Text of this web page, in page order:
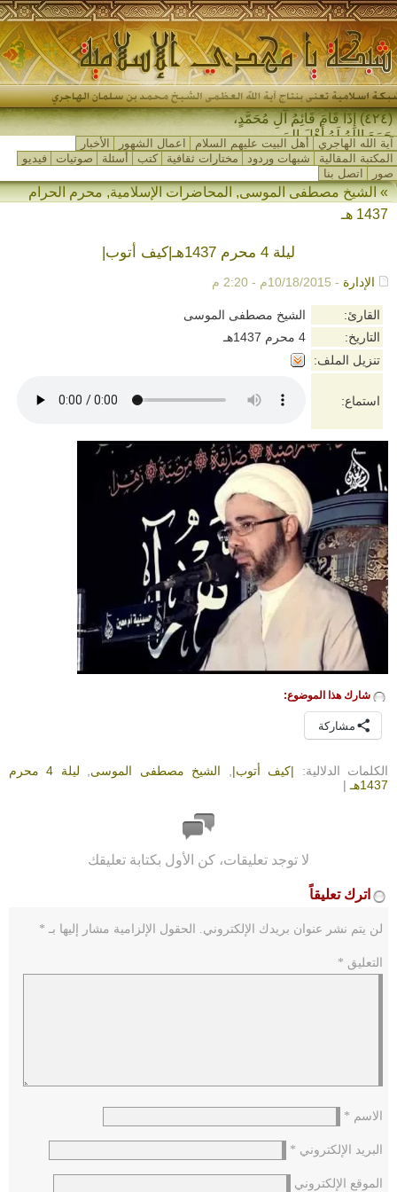
(٤٢٤) إِذَا قَامَ قَائِمُ آلِ مُحَمَّدٍ،
جَمَعَ اللهُ لَهُ أَهْلَ المَشْرِ-
آية الله الهاجري أهل البيت عليهم السلام اعمال الشهور
الأخبار
المكتبة المقالية
شبهات وردود مختارات ثقافية كتب أسئلة صوتيات
فيديو
صور
اتصل بنا
»الشيخ مصطفى الموسى,المحاضرات الإسلامية,محرم الحرام
1437 هـ
ليلة 4 محرم 1437هـ|كيف أتوب|
الإدارة - 10/18/2015م - 2:20 م
القارئ:
الشيخ مصطفى الموسى
التاريخ:
4 محرم 1437هـ
تنزيل الملف:
استماع:
شارك هذا الموضوع:
مشاركة
الكلمات الدلالية: |كيف أتوب| الشيخ مصطفى الموسى
ليلة 4 محرم
1437هـ
|
لا توجد تعليقات، كن الأول بكتابة تعليقك
اترك تعليقاً
لن يتم نشر عنوان بريدك الإلكتروني. الحقول الإلزامية مشار إليها بـ *
التعليق *
الاسم *
البريد الإلكتروني *
الموقع الإلكتروني